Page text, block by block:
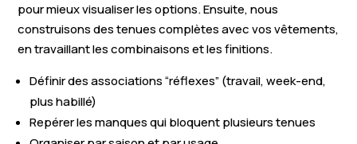
Muttersholtz
Dambach-la-Ville
Schirmeck
Mittelhausbergen
Ittenheim
Wisches
Monswiller
Steinbourg
Mothern
Beinheim
pour mieux visualiser les options. Ensuite, nous
construisons des tenues complètes avec vos vêtements,
en travaillant les combinaisons et les finitions.
Définir des associations “réflexes” (travail, week-end,
plus habillé)
Repérer les manques qui bloquent plusieurs tenues